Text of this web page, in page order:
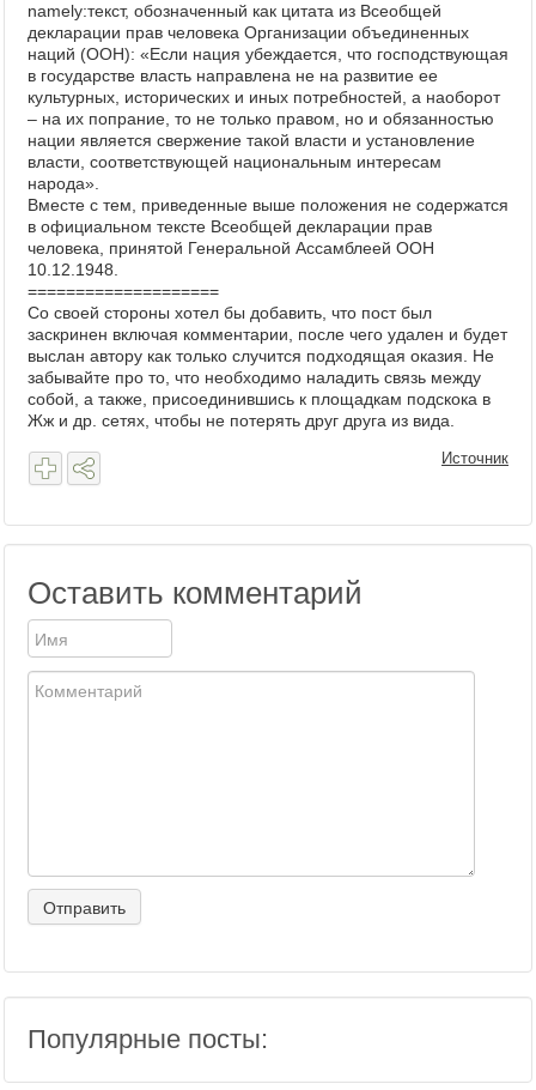
namely:текст, обозначенный как цитата из Всеобщей
декларации прав человека Организации объединенных
наций (ООН): «Если нация убеждается, что господствующая
в государстве власть направлена не на развитие ее
культурных, исторических и иных потребностей, а наоборот
– на их попрание, то не только правом, но и обязанностью
нации является свержение такой власти и установление
власти, соответствующей национальным интересам
народа».
Вместе с тем, приведенные выше положения не содержатся
в официальном тексте Всеобщей декларации прав
человека, принятой Генеральной Ассамблеей ООН
10.12.1948.
====================
Со своей стороны хотел бы добавить, что пост был
заскринен включая комментарии, после чего удален и будет
выслан автору как только случится подходящая оказия. Не
забывайте про то, что необходимо наладить связь между
собой, а также, присоединившись к площадкам подскока в
Жж и др. сетях, чтобы не потерять друг друга из вида.
Источник
Оставить комментарий
Популярные посты: